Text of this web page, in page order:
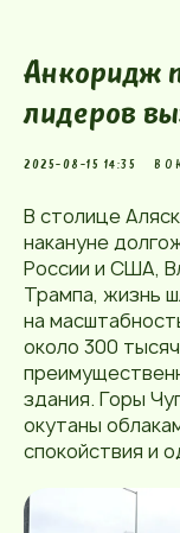
Анкоридж
лидеров
2025-08-15 14:35
В столице
накануне
России и США,
Трампа, жизнь
на
около 300
здания. Горы
окутаны
спокойствия и